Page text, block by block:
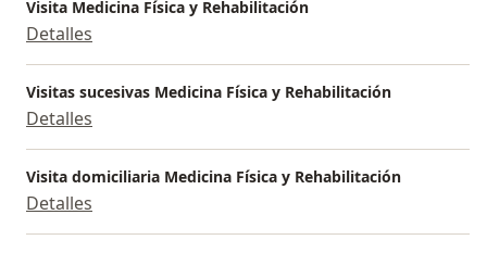
Visita Medicina Física y Rehabilitación
Detalles
Visitas sucesivas Medicina Física y Rehabilitación
Detalles
Visita domiciliaria Medicina Física y Rehabilitación
Detalles